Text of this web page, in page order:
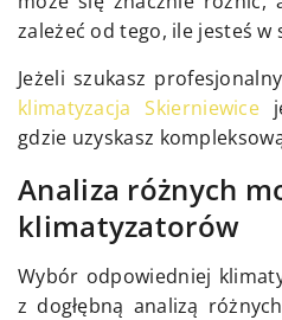
zależeć od tego, ile jesteś
Jeżeli szukasz
klimatyzacja Skierniewice
gdzie uzyskasz
Analiza różnych
klimatyzatorów
Wybór odpowiedniej
z dogłębną analizą